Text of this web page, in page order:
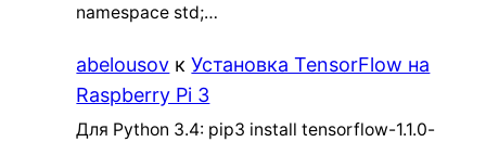
namespace std;…
abelousov кУстановка TensorFlow на
Raspberry Pi 3
Для Python 3.4: pip3 install tensorflow-1.1.0-